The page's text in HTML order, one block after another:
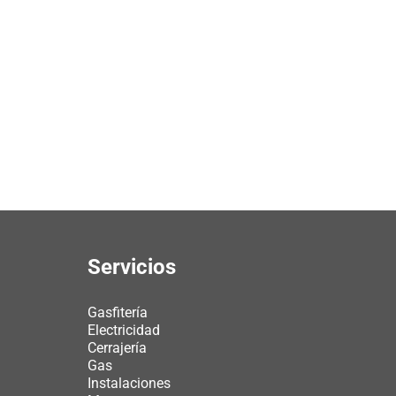
Servicios
Gasfitería
Electricidad
Cerrajería
Gas
Instalaciones